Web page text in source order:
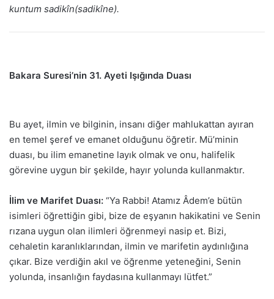
kuntum sadikîn(sadikîne).
Bakara Suresi’nin 31. Ayeti Işığında Duası
Bu ayet, ilmin ve bilginin, insanı diğer mahlukattan ayıran
en temel şeref ve emanet olduğunu öğretir. Mü’minin
duası, bu ilim emanetine layık olmak ve onu, halifelik
görevine uygun bir şekilde, hayır yolunda kullanmaktır.
İlim ve Marifet Duası: “Ya Rabbi! Atamız Âdem’e bütün
isimleri öğrettiğin gibi, bize de eşyanın hakikatini ve Senin
rızana uygun olan ilimleri öğrenmeyi nasip et. Bizi,
cehaletin karanlıklarından, ilmin ve marifetin aydınlığına
çıkar. Bize verdiğin akıl ve öğrenme yeteneğini, Senin
yolunda, insanlığın faydasına kullanmayı lütfet.”